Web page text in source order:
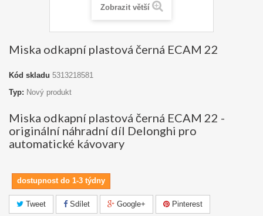
Zobrazit větší
Miska odkapní plastová černá ECAM 22
Kód skladu 5313218581
Typ: Nový produkt
Miska odkapní plastová černá ECAM 22 -
originální náhradní díl Delonghi pro
automatické kávovary
dostupnost do 1-3 týdny
Tweet Sdílet Google+ Pinterest